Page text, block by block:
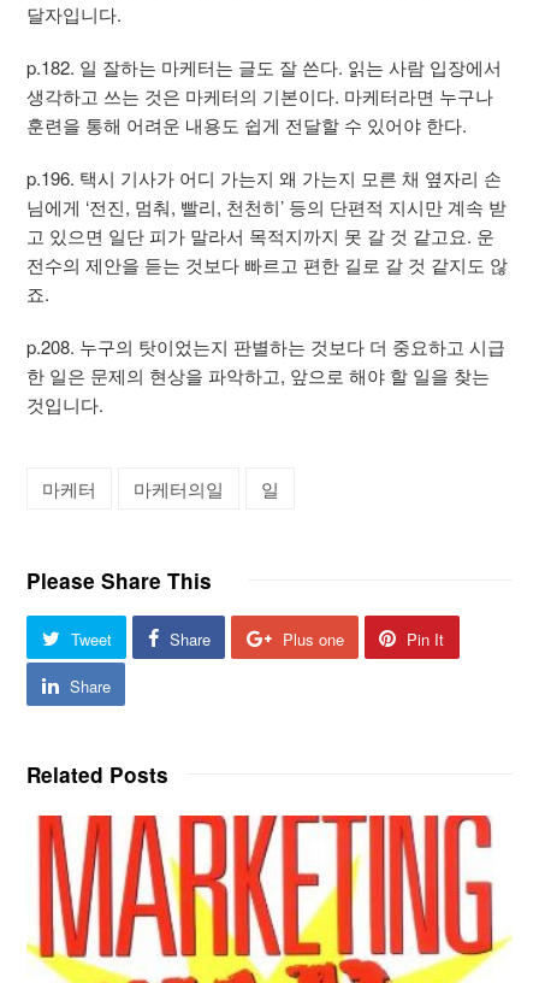
달자입니다.
p.182. 일 잘하는 마케터는 글도 잘 쓴다. 읽는 사람 입장에서
생각하고 쓰는 것은 마케터의 기본이다. 마케터라면 누구나
훈련을 통해 어려운 내용도 쉽게 전달할 수 있어야 한다.
p.196. 택시 기사가 어디 가는지 왜 가는지 모른 채 옆자리 손
님에게 ‘전진, 멈춰, 빨리, 천천히’ 등의 단편적 지시만 계속 받
고 있으면 일단 피가 말라서 목적지까지 못 갈 것 같고요. 운
전수의 제안을 듣는 것보다 빠르고 편한 길로 갈 것 같지도 않
죠.
p.208. 누구의 탓이었는지 판별하는 것보다 더 중요하고 시급
한 일은 문제의 현상을 파악하고, 앞으로 해야 할 일을 찾는
것입니다.
마케터 마케터의일 일
Please Share This
Tweet Share Plus one Pin It
Share
Related Posts